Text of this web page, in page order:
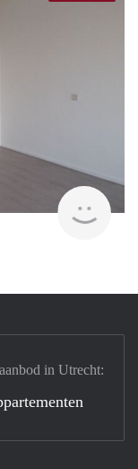
in Utrecht: